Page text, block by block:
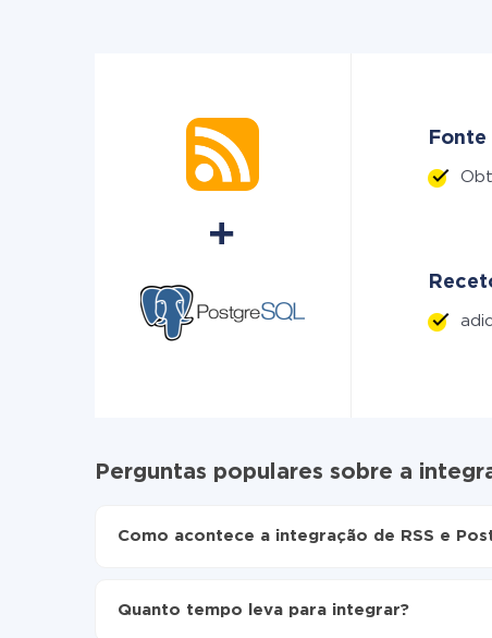
Fonte
Perguntas populares sobre a
Como acontece a integração de RSS e
Ative a atualização automática
Quanto tempo leva para integrar?